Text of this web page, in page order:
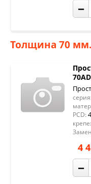
−
Толщина 70 мм.
серия:
PCD:
4
−